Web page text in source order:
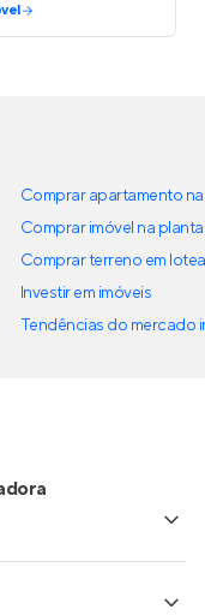
Comprar apartamento
Comprar imóvel na planta
Comprar terreno em
Investir em imóveis
Tendências do mercado